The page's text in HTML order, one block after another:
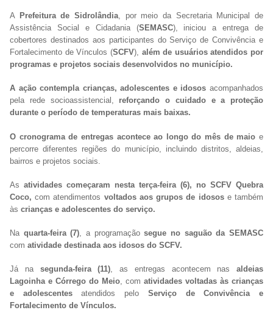
A Prefeitura de Sidrolândia, por meio da Secretaria Municipal de
Assistência Social e Cidadania (SEMASC), iniciou a entrega de
cobertores destinados aos participantes do Serviço de Convivência e
Fortalecimento de Vínculos (SCFV), além de usuários atendidos por
programas e projetos sociais desenvolvidos no município.
A ação contempla crianças, adolescentes e idosos acompanhados
pela rede socioassistencial, reforçando o cuidado e a proteção
durante o período de temperaturas mais baixas.
O cronograma de entregas acontece ao longo do mês de maio e
percorre diferentes regiões do município, incluindo distritos, aldeias,
bairros e projetos sociais.
As atividades começaram nesta terça-feira (6), no SCFV Quebra
Coco, com atendimentos voltados aos grupos de idosose também
às crianças e adolescentes do serviço.
Na quarta-feira (7) , a programaçãosegue no saguão da SEMASC
com atividade destinada aos idosos do SCFV.
Já nasegunda-feira (11), as entregas acontecem nas aldeias
Lagoinha e Córrego do Meio, com atividades voltadas às crianças
e adolescentesatendidos pelo Serviço de Convivência e
Fortalecimento de Vínculos.